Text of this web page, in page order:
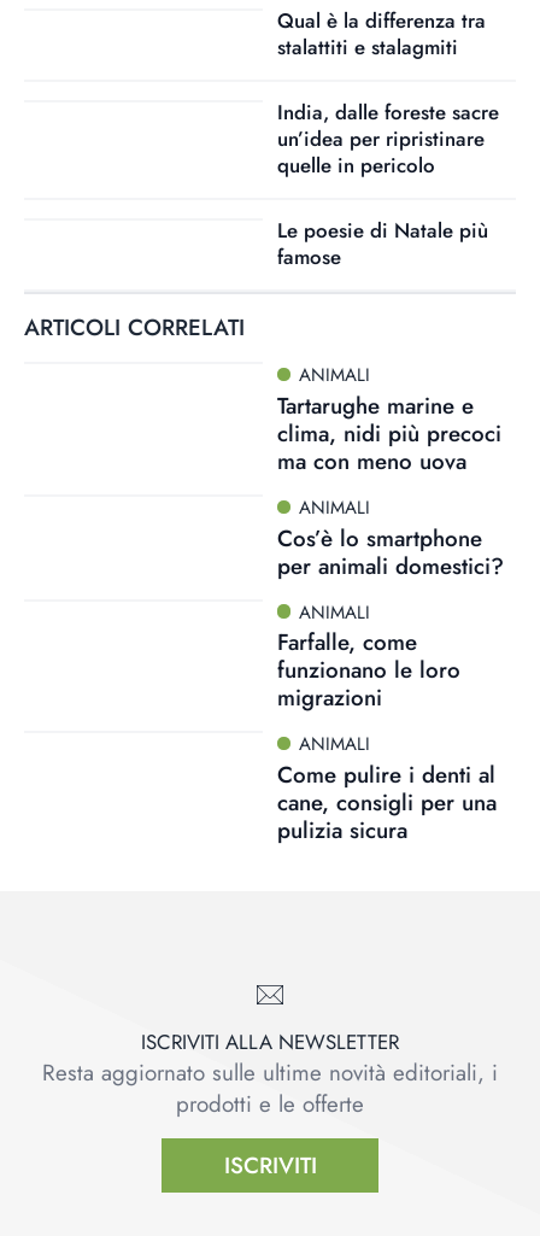
Qual è la differenza tra
stalattiti e stalagmiti
India, dalle foreste sacre
un’idea per ripristinare
quelle in pericolo
Le poesie di Natale più
famose
ARTICOLI CORRELATI
ANIMALI
Tartarughe marine e
clima, nidi più precoci
ma con meno uova
ANIMALI
Cos’è lo smartphone
per animali domestici?
ANIMALI
Farfalle, come
funzionano le loro
migrazioni
ANIMALI
Come pulire i denti al
cane, consigli per una
pulizia sicura
ISCRIVITI ALLA NEWSLETTER
Resta aggiornato sulle ultime novità editoriali, i
prodotti e le offerte
ISCRIVITI